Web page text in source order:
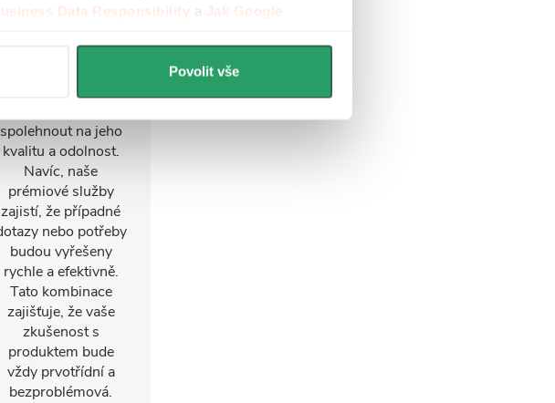
Data Responsibility a Jak Google
Povolit vše
poskytujeme
znamená, že se
spolehnout na jeho
kvalitu a odolnost.
Navíc, naše
prémiové služby
zajistí, že případné
nebo potřeby
budou vyřešeny
rychle a efektivně.
Tato kombinace
zajišťuje, že vaše
zkušenost s
produktem bude
vždy prvotřídní a
bezproblémová.